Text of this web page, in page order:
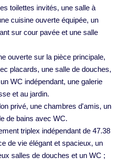
toilettes invités, une salle à
cuisine ouverte équipée, un
sur cour pavée et une salle
ouverte sur la pièce principale,
placards, une salle de douches,
WC indépendant, une galerie
et au jardin.
privé, une chambres d'amis, un
de bains avec WC.
triplex indépendant de 47.38
de vie élégant et spacieux, un
salles de douches et un WC ;